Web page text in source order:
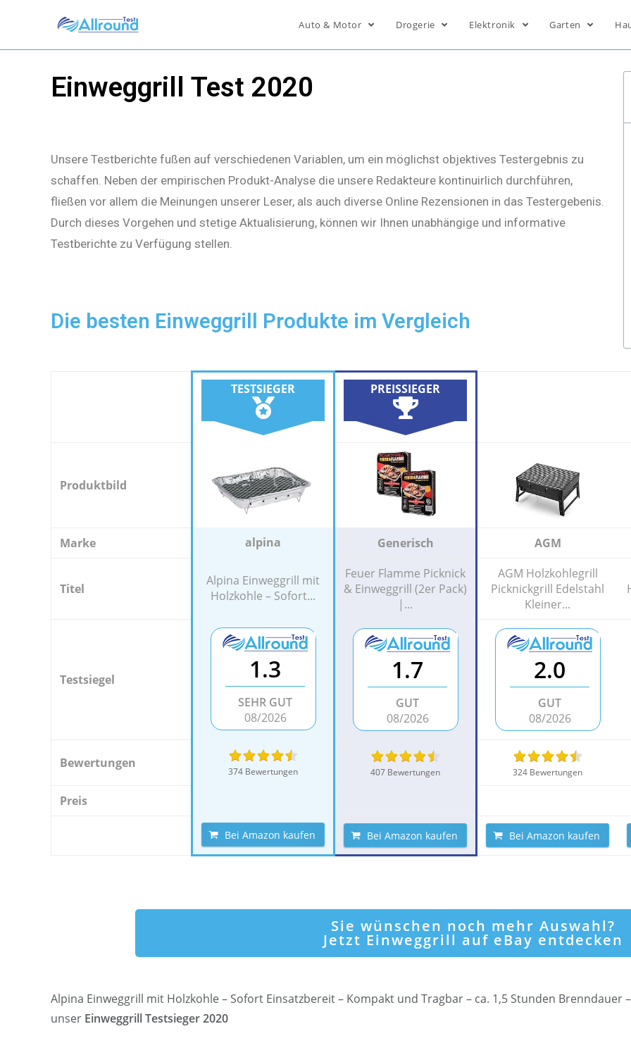
Auto & Motor Drogerie Elektronik Garten
Einweggrill Test 2020
Unsere Testberichte fußen auf verschiedenen Variablen, um ein möglichst objektives Testergebnis zu
schaffen. Neben der empirischen Produkt-Analyse die unsere Redakteure kontinuirlich durchführen,
fließen vor allem die Meinungen unserer Leser, als auch diverse Online Rezensionen in das Testergebenis.
Durch dieses Vorgehen und stetige Aktualisierung, können wir Ihnen unabhängige und informative
Testberichte zu Verfügung stellen.
Die besten Einweggrill Produkte im Vergleich
TESTSIEGER PREISSIEGER
Produktbild
Marke alpina Generisch AGM
Titel
Alpina Einweggrill mit
Holzkohle – Sofort...
Feuer Flamme Picknick
& Einweggrill (2er Pack)
|...
AGM Holzkohlegrill
Picknickgrill Edelstahl
Kleiner...
Testsiegel 1.3
SEHR GUT
08/2026
1.7
GUT
08/2026
2.0
GUT
08/2026
Bewertungen
374 Bewertungen 407 Bewertungen 324 Bewertungen
Preis
Bei Amazon kaufen Bei Amazon kaufen Bei Amazon kaufen
Sie wünschen noch mehr Auswahl?
Jetzt Einweggrill auf eBay entdecken
Alpina Einweggrill mit Holzkohle – Sofort Einsatzbereit – Kompakt und Tragbar – ca. 1,5 Stunden
unser Einweggrill Testsieger 2020